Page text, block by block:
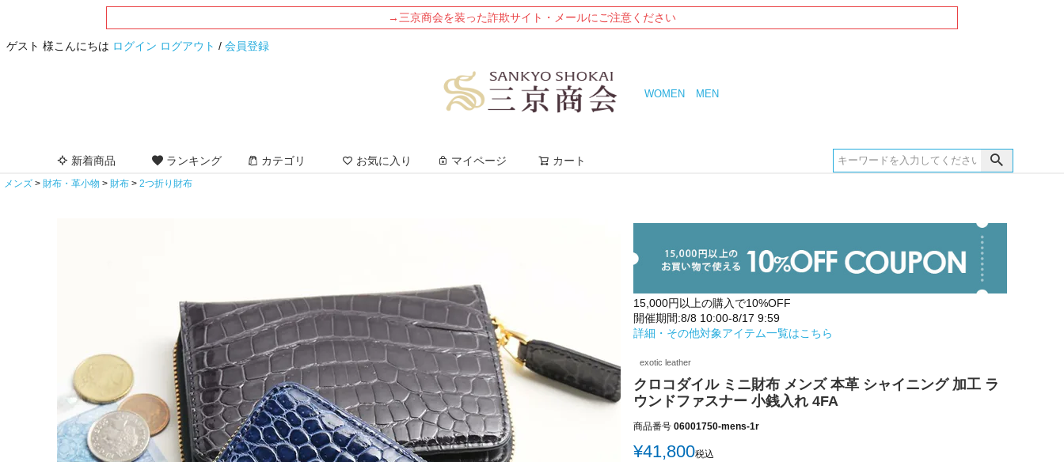
→三京商会を装った詐欺サイト・メールにご注意ください
ゲスト 様こんにちは ログイン ログアウト / 会員登録
WOMEN MEN
新着商品 ランキング カテゴリ お気に入り マイページ カート
メンズ 財布・革小物 財布 2つ折り財布
15,000円以上の購入で10%OFF
開催期間:8/8 10:00-8/17 9:59
詳細・その他対象アイテム一覧はこちら
exotic leather
クロコダイル ミニ財布 メンズ 本革 シャイニング 加工 ラ
ウンドファスナー 小銭入れ 4FA
商品番号 06001750-mens-1r
¥41,800税込